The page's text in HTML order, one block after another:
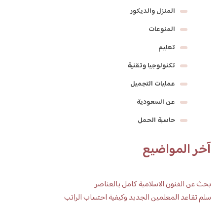
المنزل والديكور
المنوعات
تعليم
تكنولوجيا وتقنية
عمليات التجميل
عن السعودية
حاسبة الحمل
آخر المواضيع
بحث عن الفنون الاسلامية كامل بالعناصر
سلم تقاعد المعلمين الجديد وكيفية احتساب الراتب